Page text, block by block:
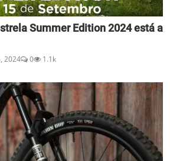
Summer Edition 2024 está a
2024 0 1.1k